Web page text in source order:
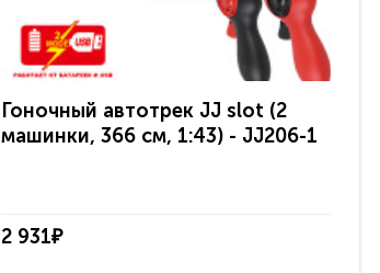
Гоночный автотрек JJ slot (2
машинки, 366 см, 1:43) - JJ206-1
2 931₽